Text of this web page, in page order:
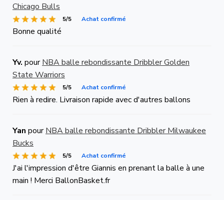
Chicago Bulls
5/5 Achat confirmé
Bonne qualité
Yv. pourNBA balle rebondissante Dribbler Golden
State Warriors
5/5 Achat confirmé
Rien à redire. Livraison rapide avec d'autres ballons
Yan pourNBA balle rebondissante Dribbler Milwaukee
Bucks
5/5 Achat confirmé
J'ai l'impression d'être Giannis en prenant la balle à une
main ! Merci BallonBasket.fr